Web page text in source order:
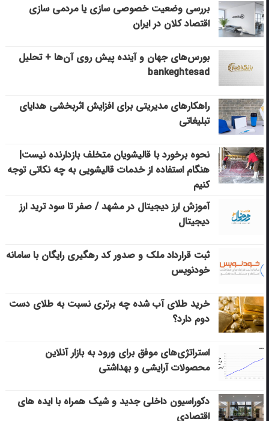
بررسی وضعیت خصوصی سازی یا مردمی سازی
اقتصاد کلان در ایران
بورس‌های جهان و آینده پیش روی آن‌ها + تحلیل
bankeghtesad
راهکارهای مدیریتی برای افزایش اثربخشی هدایای
تبلیغاتی
نحوه برخورد با قالیشویان متخلف بازدارنده نیست|
هنگام استفاده از خدمات قالیشویی به چه نکاتی توجه
کنیم
آموزش ارز دیجیتال در مشهد / صفر تا سود ترید ارز
دیجیتال
ثبت قرارداد ملک و صدور کد رهگیری رایگان با سامانه
خودنویس
خرید طلای آب شده چه برتری نسبت به طلای دست
دوم دارد؟
استراتژی‌های موفق برای ورود به بازار آنلاین
محصولات آرایشی و بهداشتی
دکوراسیون داخلی جدید و شیک همراه با ایده های
اقتصادی